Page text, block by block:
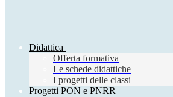
Didattica
Offerta formativa
Le schede didattiche
I progetti delle classi
Progetti PON e PNRR